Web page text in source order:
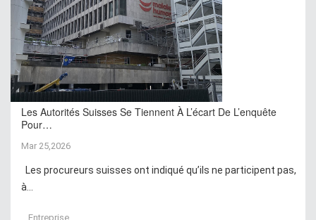
Les Autorités Suisses Se Tiennent À L’écart De L’enquête
Pour…
Mar 25,2026
Les procureurs suisses ont indiqué qu’ils ne participent pas,
à...
Entreprise